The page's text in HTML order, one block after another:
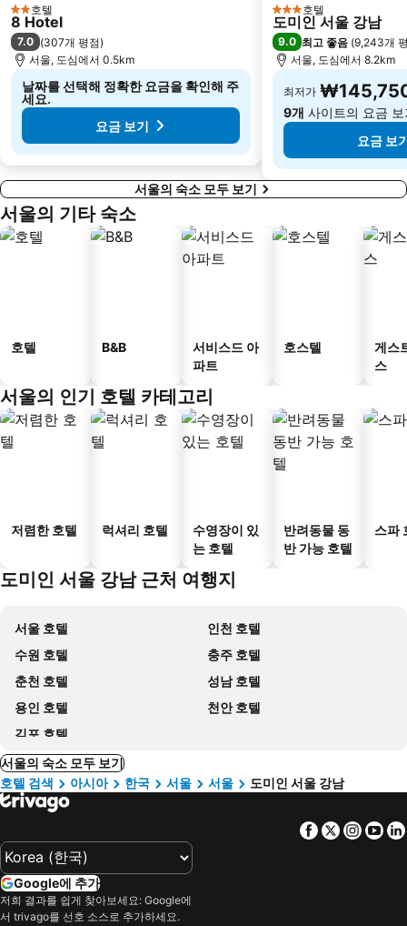
남대문시장
신도림
송도 컨벤시아
중구
사당
양재
김포국제공항
2 성급
호텔
8 Hotel
7.0 (307개 평점)
서울, 도심에서 0.5km
날짜를 선택해 정확한 요금을 확인해 주
세요.
요금 보기
3 성급호텔
도미인 서울 강남
9.0 최고 좋음 (9,243개
서울, 도심에서 8.2km
최저가
9개 사이트의 요금 보
요금 보
서울의 숙소 모두 보기
서울의 기타 숙소
호텔 B&B
서비스드 아
파트
호스텔
게스
스
서울의 인기 호텔 카테고리
저렴한 호텔 럭셔리 호텔
수영장이 있
는 호텔
반려동물 동
반 가능 호텔
스파
도미인 서울 강남 근처 여행지
서울 호텔
인천 호텔
수원 호텔
충주 호텔
춘천 호텔
성남 호텔
용인 호텔
천안 호텔
김포 호텔
서울의 숙소 모두 보기
호텔 검색
아시아 한국 서울 서울 도미인 서울 강남
Facebook
Twitter
Google에 추가
저희 결과를 쉽게 찾아보세요: Google에
서 trivago를 선호 소스로 추가하세요.